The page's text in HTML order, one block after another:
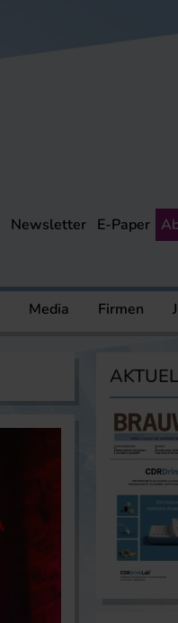
Newsletter E-Paper
Media Firmen